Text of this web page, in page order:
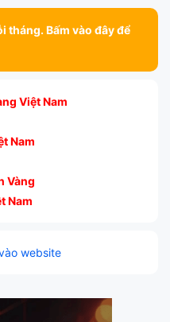
tháng. Bấm vào đây để
Việt Nam
Nam
Vàng
Nam
website